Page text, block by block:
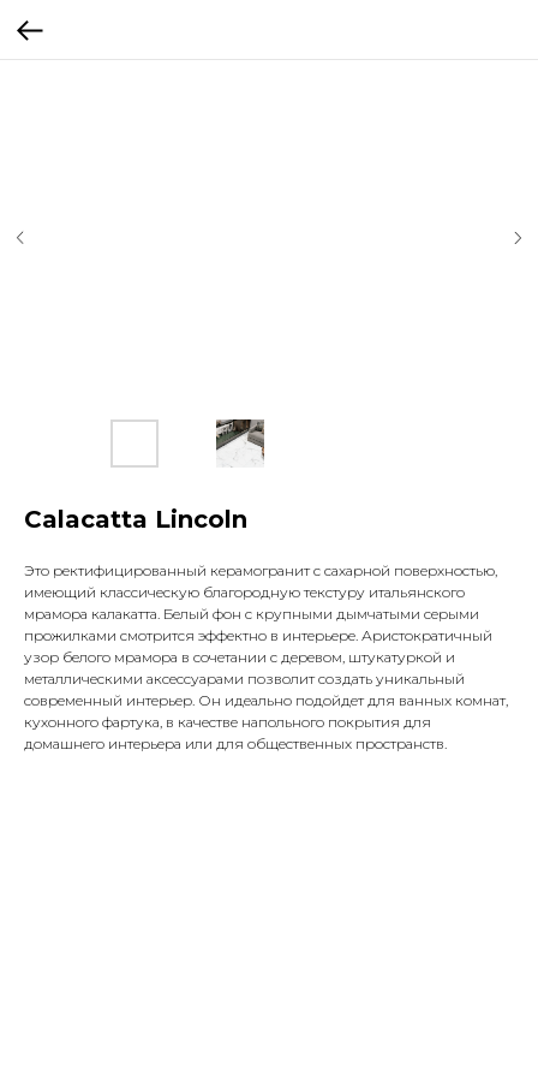
Calacatta Lincoln
Это ректифицированный керамогранит с сахарной поверхностью,
имеющий классическую благородную текстуру итальянского
мрамора калакатта. Белый фон с крупными дымчатыми серыми
прожилками смотрится эффектно в интерьере. Аристократичный
узор белого мрамора в сочетании с деревом, штукатуркой и
металлическими аксессуарами позволит создать уникальный
современный интерьер. Он идеально подойдет для ванных комнат,
кухонного фартука, в качестве напольного покрытия для
домашнего интерьера или для общественных пространств.